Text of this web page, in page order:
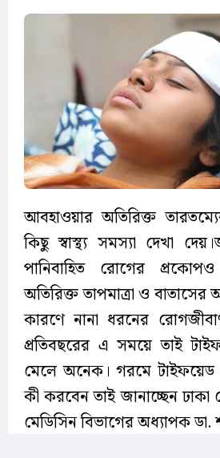
আবহাওয়ার অতিরিক্ত
কিছু স্বাস্থ্য সমস্যা দেখা
পানিবাহিত রোগের
অতিরিক্ত তাপমাত্রা ও বাতাসের
কারণে নানা ধরনের
প্রতিবছরের এ সময়ে তাই
মেলে অনেক। গরমে টাইফয়েড
কী করবেন তাই জানাচ্ছেন
মেডিসিন বিভাগের অধ্যাপক ডা.